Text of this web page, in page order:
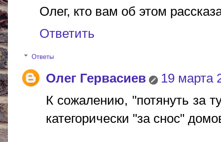
Олег, кто вам об этом
Ответить
Ответы
Олег Гервасиев
19 марта
К сожалению, "потянуть за
категорически "за снос"